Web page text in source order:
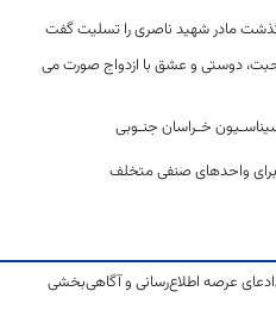
مادر شهید ناصری را تسلیت گفت
دوستی و عشق با ازدواج صورت می
خـراسان جنـوبی
برای واحدهای صنفی متخلف
عرصه اطلاع‌رسانی و آگاهی‌بخشی